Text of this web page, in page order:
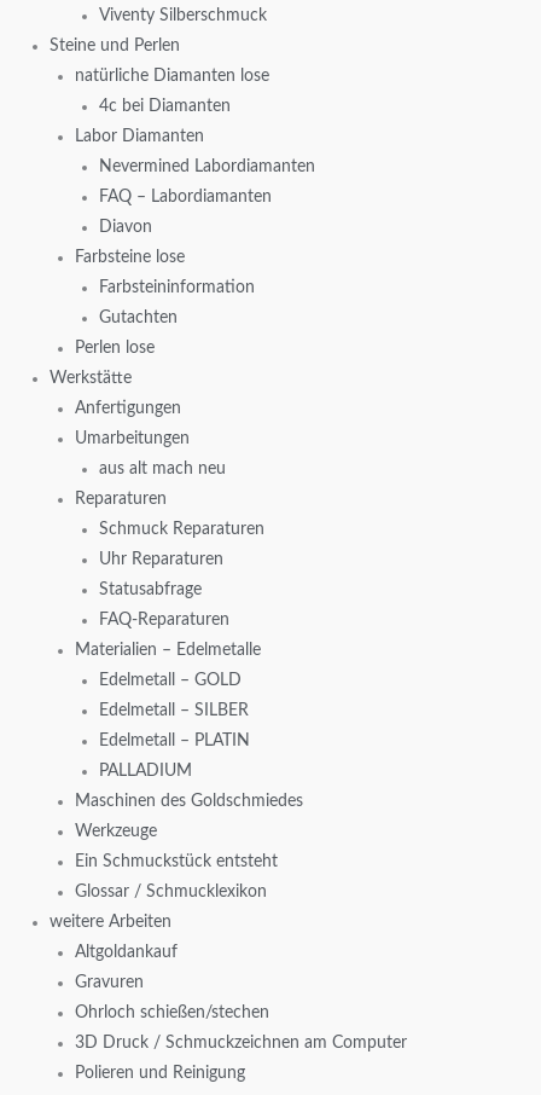
Viventy Silberschmuck
Steine und Perlen
natürliche Diamanten lose
4c bei Diamanten
Labor Diamanten
Nevermined Labordiamanten
FAQ – Labordiamanten
Diavon
Farbsteine lose
Farbsteininformation
Gutachten
Perlen lose
Werkstätte
Anfertigungen
Umarbeitungen
aus alt mach neu
Reparaturen
Schmuck Reparaturen
Uhr Reparaturen
Statusabfrage
FAQ-Reparaturen
Materialien – Edelmetalle
Edelmetall – GOLD
Edelmetall – SILBER
Edelmetall – PLATIN
PALLADIUM
Maschinen des Goldschmiedes
Werkzeuge
Ein Schmuckstück entsteht
Glossar / Schmucklexikon
weitere Arbeiten
Altgoldankauf
Gravuren
Ohrloch schießen/stechen
3D Druck / Schmuckzeichnen am Computer
Polieren und Reinigung